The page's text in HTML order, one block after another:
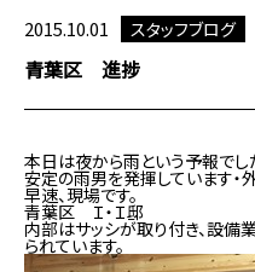
2015.10.01 スタッフブログ
青葉区 進捗
本日は夜から雨という予報でし
安定の雨男を発揮しています・
早速、現場です。
青葉区 Ｉ・Ｉ邸
内部はサッシが取り付き、設備
られています。